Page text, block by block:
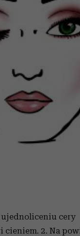
lub uzyskanymi
ujednoliceniu cery
cieniem. 2. Na